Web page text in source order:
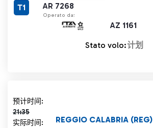
AR 7268
Operato da:
AZ 1161
T1
Stato volo:计划
预计时间:
21:35
计划时间 21:35 删除线
实际时间:
REGGIO CALABRIA (REG)